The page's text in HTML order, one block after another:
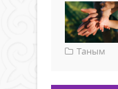
Таным